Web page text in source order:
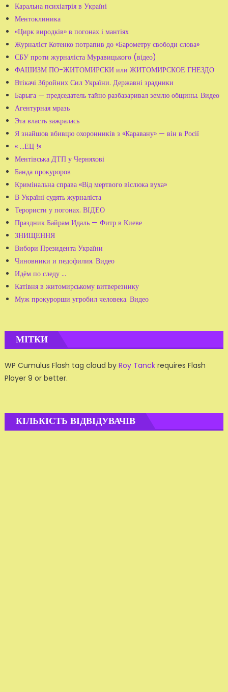
Каральна психіатрія в Україні
Ментоклиника
«Цирк виродків» в погонах і мантіях
Журналіст Котенко потрапив до «Барометру свободи слова»
СБУ проти журналіста Муравицького (відео)
ФАШИЗМ ПО-ЖИТОМИРСКИ или ЖИТОМИРСКОЕ ГНЕЗДО
Втікачі Збройних Сил України. Державні зрадники
Барыга — председатель тайно разбазаривал землю общины. Видео
Агентурная мразь
Эта власть зажралась
Я знайшов вбивцю охоронників з «Каравану» — він в Росії
« ...ЕЦ !»
Ментівська ДТП у Черняхові
Банда прокуроров
Кримінальна справа «Від мертвого віслюка вуха»
В Україні судять журналіста
Терористи у погонах. ВІДЕО
Праздник Байрам Идаль — Фитр в Киеве
ЗНИЩЕННЯ
Вибори Президента України
Чиновники и педофилия. Видео
Идём по следу ...
Катівня в житомирському витверезнику
Муж прокурорши угробил человека. Видео
МІТКИ
WP Cumulus Flash tag cloud by Roy Tanckrequires Flash
Player 9 or better.
КІЛЬКІСТЬ ВІДВІДУВАЧІВ